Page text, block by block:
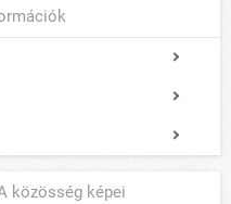
közösség képei